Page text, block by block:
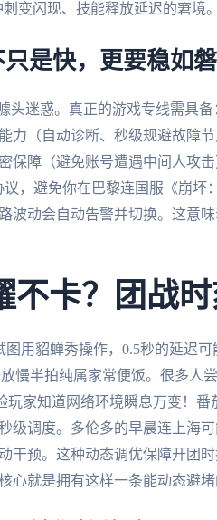
变闪现、技能释放延迟的窘境。
是快，更要稳如
头迷惑。真正的游戏专线需具
力（自动诊断、秒级规避故障
保障（避免账号遭遇中间人攻击
，避免你在巴黎连国服《崩坏
波动会自动告警并切换。这意
不卡？团战
用貂蝉秀操作，0.5秒的延迟
慢半拍纯属家常便饭。很多人
家知道网络环境瞬息万变！番
级调度。多伦多的早晨连上海
预。这种动态调优保障开团
就是拥有这样一条能动态避堵